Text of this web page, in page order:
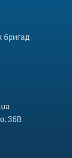
бригад
36В